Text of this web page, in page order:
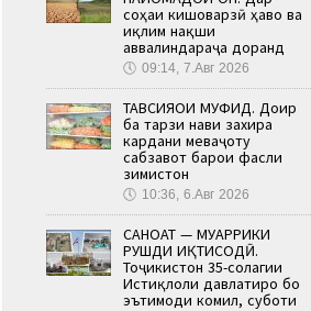
соҳаи кишоварзӣ ҳаво ва
иқлим нақши
аввалиндараҷа доранд
🕔 09:14, 7.Авг 2026
ТАВСИЯҲОИ МУФИД. Доир
ба тарзи нави захира
кардани меваҷоту
сабзавот барои фасли
зимистон
🕔 10:36, 6.Авг 2026
САНОАТ — МУҲАРРИКИ
РУШДИ ИҚТИСОДӢ.
Тоҷикистон 35-солагии
Истиқлоли давлатиро бо
эътимоди комил, суботи